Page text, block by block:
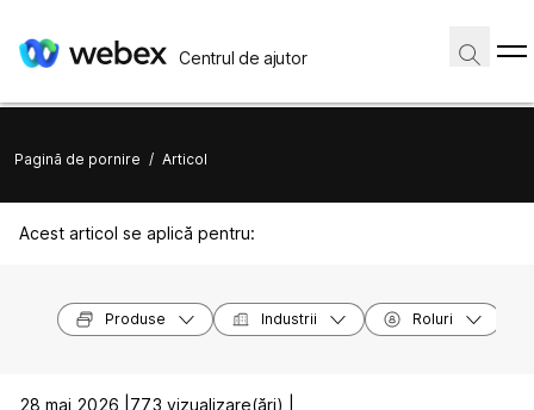
Centrul de ajutor
Pagină de pornire / Articol
Acest articol se aplică pentru:
Produse Industrii Roluri
28 mai 2026 | 773 vizualizare(ări) |